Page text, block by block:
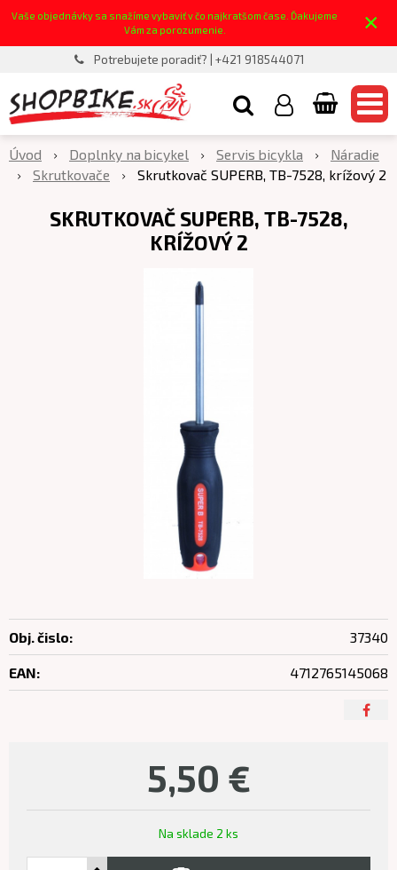
Vaše objednávky sa snažíme vybaviť v čo najkratšom čase. Ďakujeme
Vám za porozumenie.
×
Potrebujete poradiť? | +421 918544071
Úvod Doplnky na bicykel Servis bicykla
Náradie
Skrutkovače
Skrutkovač SUPERB, TB-7528, krížový 2
SKRUTKOVAČ SUPERB, TB-7528,
KRÍŽOVÝ 2
5,50 €
Na sklade 2 ks
Obj. čislo: 37340
EAN: 4712765145068